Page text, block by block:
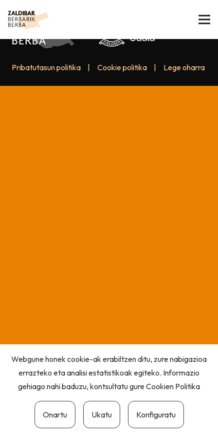
Pribatutasun politika Cookie politika Lege oharra
Webgune honek cookie-ak erabiltzen ditu, zure nabigazioa
errazteko eta analisi estatistikoak egiteko. Informazio
gehiago nahi baduzu, kontsultatu gureCookien Politika
Onartu Ukatu Konfiguratu